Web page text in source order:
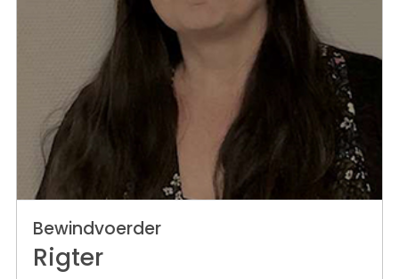
Bewindvoerder
Rigter